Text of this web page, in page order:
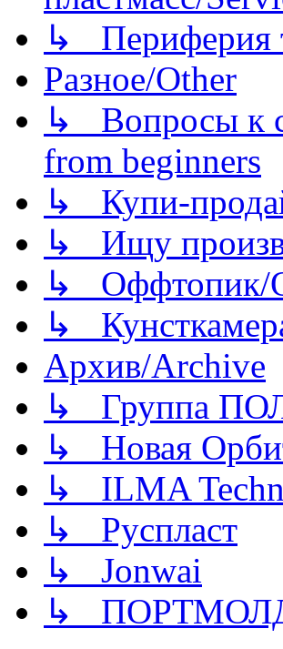
↳ Периферия
Разное/Other
↳ Вопросы к
from beginners
↳ Купи-
↳ Ищу
↳ Оффтопик/
↳
Архив/Archive
↳ Группа
↳ Новая
↳ ILMA
↳ Руспласт
↳ Jonwai
↳